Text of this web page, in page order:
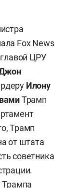
Fox News
главой ЦРУ
жон
Илону
Трамп
Трамп
от штата
советника
Трампа